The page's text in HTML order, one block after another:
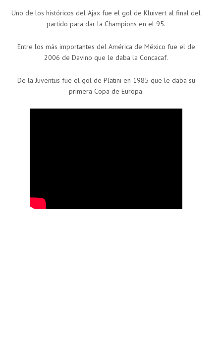
Uno de los históricos del Ajax fue el gol de Kluivert al final del
partido para dar la Champions en el 95.
Entre los más importantes del América de México fue el de
2006 de Davino que le daba la Concacaf.
De la Juventus fue el gol de Platini en 1985 que le daba su
primera Copa de Europa.